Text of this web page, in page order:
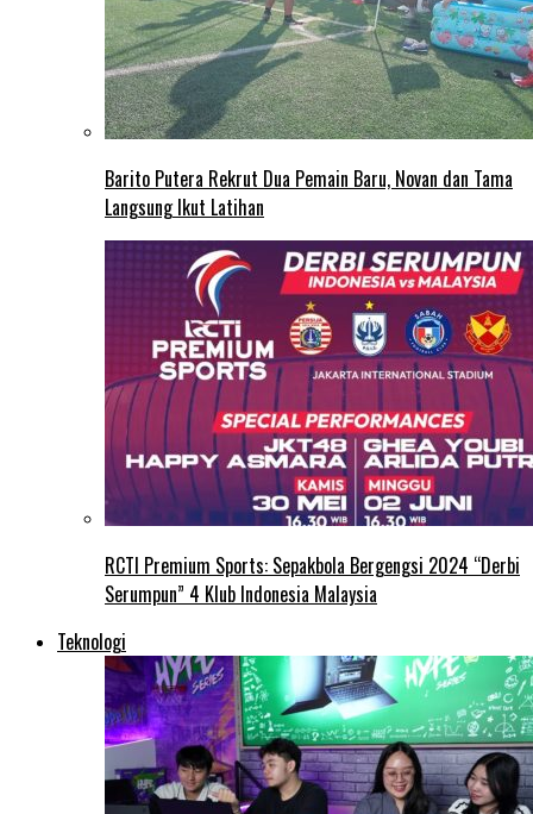
Barito Putera Rekrut Dua Pemain Baru, Novan dan Tama
Langsung Ikut Latihan
RCTI Premium Sports: Sepakbola Bergengsi 2024 “Derbi
Serumpun” 4 Klub Indonesia Malaysia
Teknologi